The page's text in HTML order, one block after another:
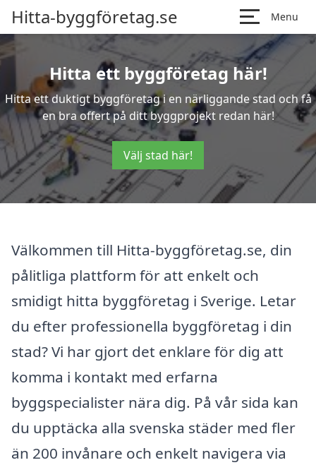
Hitta-byggföretag.se Menu
Hitta ett byggföretag här!
Hitta ett duktigt byggföretag i en närliggande stad och få
en bra offert på ditt byggprojekt redan här!
Välj stad här!
Välkommen till Hitta-byggföretag.se, din
pålitliga plattform för att enkelt och
smidigt hitta byggföretag i Sverige. Letar
du efter professionella byggföretag i din
stad? Vi har gjort det enklare för dig att
komma i kontakt med erfarna
byggspecialister nära dig. På vår sida kan
du upptäcka alla svenska städer med fler
än 200 invånare och enkelt navigera via